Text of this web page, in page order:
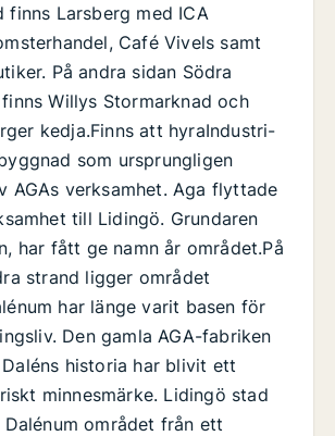
finns Larsberg med ICA
Café Vivels samt
På andra sidan Södra
finns Willys Stormarknad och
kedja.Finns att hyraIndustri-
som ursprungligen
AGAs verksamhet. Aga flyttade
till Lidingö. Grundaren
har fått ge namn år området.På
strand ligger området
har länge varit basen för
Den gamla AGA-fabriken
historia har blivit ett
minnesmärke. Lidingö stad
området från ett